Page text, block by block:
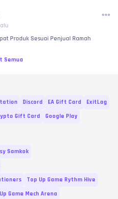
Produk Sesuai Penjual Ramah
Semua
Discord EA Gift Card
ExitLag
Gift Card Google Play
Samkok
Top Up Game Rythm Hive
Game Mech Arena